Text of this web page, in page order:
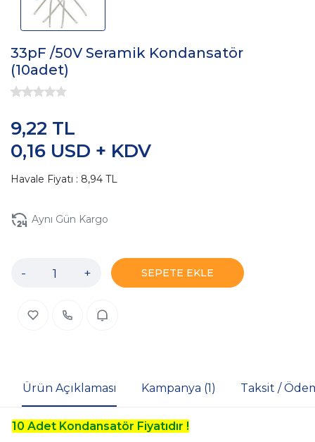
33pF /50V Seramik Kondansatör
(10adet)
0,16 USD + KDV
9,22 TL
Havale Fiyatı : 8,94 TL
Aynı Gün Kargo
- + SEPETE EKLE
Ürün Açıklaması Kampanya (1) Taksit /
10 Adet Kondansatör Fiyatıdır !